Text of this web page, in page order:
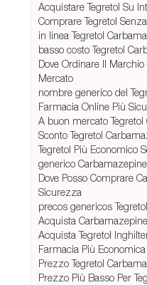
Acquistare Tegretol Su
Comprare Tegretol
in linea Tegretol
basso costo Tegretol
Dove Ordinare Il
Mercato
nombre generico del
Farmacia Online Più
A buon mercato
Sconto Tegretol
Tegretol Più Economico
generico
Dove Posso Comprare
Sicurezza
precos genericos Tegretol
Acquista
Acquista Tegretol
Farmacia Più Economica
Prezzo Tegretol
Prezzo Più Basso Per